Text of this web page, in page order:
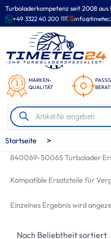
Turboladerkompetenz seit 2008 aus
+49 3322 40 200 111
MARKEN-
QUALITÄT
Products
search
Zum
Inhalt
springen
Startseite >
840069-5006S Turbolader
Kompatible Ersatzteile für
Einzelnes Ergebnis wird